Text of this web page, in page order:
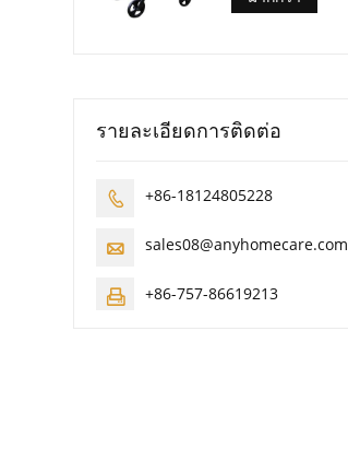
รายละเอียดการติดต่อ
 +86-18124805228
 sales08@anyhomecare.com
 +86-757-86619213